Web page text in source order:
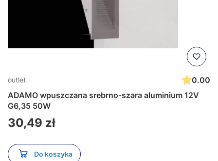
outlet
0.00
ADAMO wpuszczana srebrno-szara aluminium 12V
G6,35 50W
Cena
30,49 zł
Do koszyka